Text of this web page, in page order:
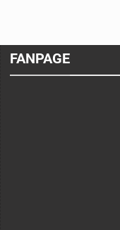
FANPAGE